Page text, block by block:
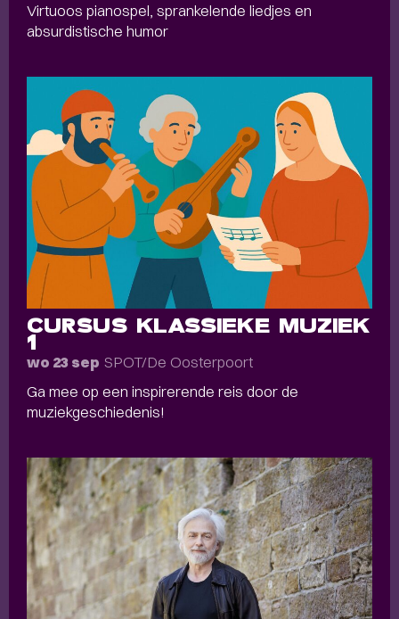
Virtuoos pianospel, sprankelende liedjes en
absurdistische humor
CURSUS KLASSIEKE MUZIEK
1
wo 23 sep SPOT/De Oosterpoort
Ga mee op een inspirerende reis door de
muziekgeschiedenis!